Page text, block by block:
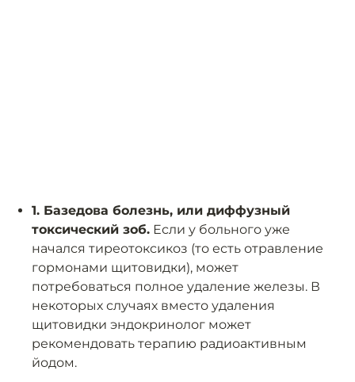
1. Базедова болезнь, или диффузный
токсический зоб. Если у больного уже
начался тиреотоксикоз (то есть отравление
гормонами щитовидки), может
потребоваться полное удаление железы. В
некоторых случаях вместо удаления
щитовидки эндокринолог может
рекомендовать терапию радиоактивным
йодом.